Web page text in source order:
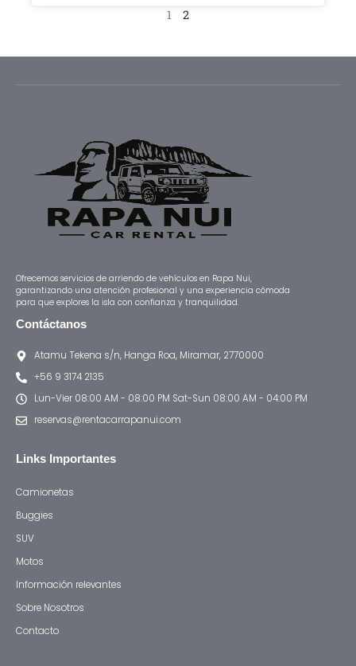
1 2
Ofrecemos servicios de arriendo de vehículos en Rapa Nui,
garantizando una atención profesional y una experiencia cómoda
para que explores la isla con confianza y tranquilidad.
Contáctanos
Atamu Tekena s/n, Hanga Roa, Miramar, 2770000
+56 9 3174 2135
Lun-Vier 08:00 AM - 08:00 PM Sat-Sun 08:00 AM - 04:00 PM
reservas@rentacarrapanui.com
Links Importantes
Camionetas
Buggies
SUV
Motos
Información relevantes
Sobre Nosotros
Contacto